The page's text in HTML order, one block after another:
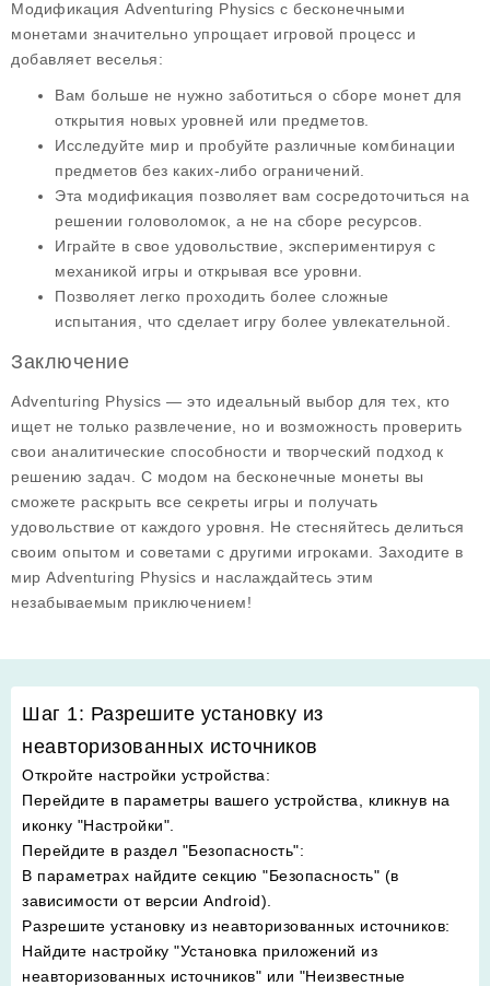
Модификация Adventuring Physics с бесконечными
монетами значительно упрощает игровой процесс и
добавляет веселья:
Вам больше не нужно заботиться о сборе монетдля
открытия новых уровней или предметов.
Исследуйте мир и пробуйте различные комбинации
предметов без каких-либо ограничений.
Эта модификация позволяет вам сосредоточиться на
решении головоломок, а не на сборе ресурсов.
Играйте в свое удовольствие, экспериментируя с
механикой игры и открывая все уровни.
Позволяет легко проходить более сложные
испытания, что сделает игру более увлекательной.
Заключение
Adventuring Physics — это идеальный выбор для тех, кто
ищет не только развлечение, но и возможность проверить
свои аналитические способности и творческий подход к
решению задач. С модом на бесконечные монеты вы
сможете раскрыть все секреты игры и получать
удовольствие от каждого уровня. Не стесняйтесь делиться
своим опытом и советами с другими игроками. Заходите в
мир Adventuring Physics и наслаждайтесь этим
незабываемым приключением!
Шаг 1: Разрешите установку из
неавторизованных источников
Откройте настройки устройства:
Перейдите в параметры вашего устройства, кликнув на
иконку "Настройки".
Перейдите в раздел "Безопасность":
В параметрах найдите секцию "Безопасность" (в
зависимости от версии Android).
Разрешите установку из неавторизованных источников:
Найдите настройку "Установка приложений из
неавторизованных источников" или "Неизвестные